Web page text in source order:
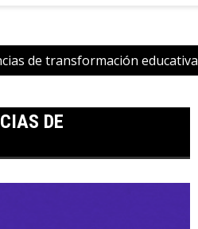
de transformación educativa
DE